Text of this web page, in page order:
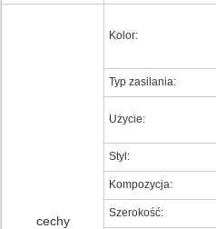
cechy
Kolor:
Typ zasilania:
Użycie:
Styl:
Kompozycja:
Szerokość: